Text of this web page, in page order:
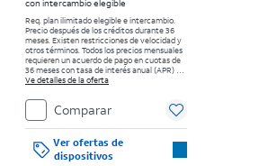
con intercambio elegible
Req. plan ilimitado elegible e intercambio.
Precio después de los créditos durante 36
meses. Existen restricciones de velocidad y
otros términos.Todos los precios mensuales
requieren un acuerdo de pago en cuotas de
36 meses con tasa de interés anual (APR) del
0%. Sin cargo inicial para clientes elegibles y
el precio de venta normal se paga al
momento de la compra. Existen
restricciones.
Ve detalles de la oferta
Comparar
Ver ofertas de
dispositivos